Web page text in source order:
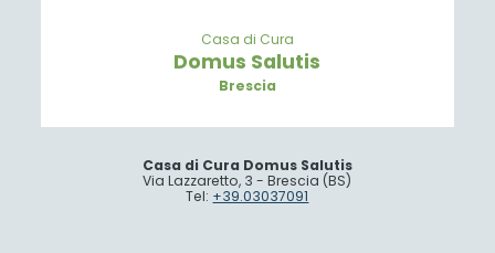
Casa di Cura
Domus Salutis
Brescia
Casa di Cura Domus Salutis
Via Lazzaretto, 3 - Brescia (BS)
Tel: +39.03037091